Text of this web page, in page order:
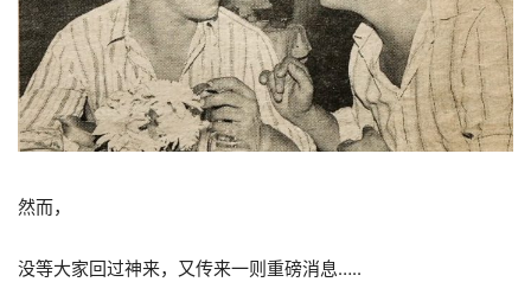
然而，
没等大家回过神来，又传来一则重磅消息…..